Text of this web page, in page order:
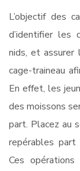
L’objectif des
d’identifier les
nids, et assurer
cage-traineau
En effet, les
des moissons
part. Placez au
repérables
Ces